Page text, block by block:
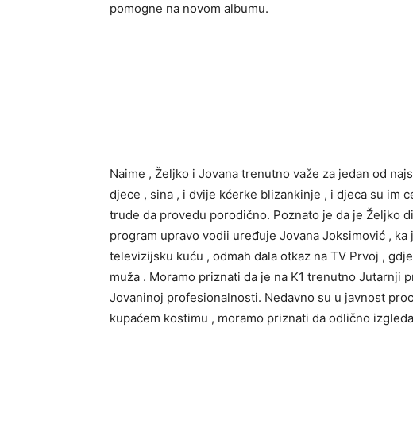
pomogne na novom albumu.
Naime , Željko i Jovana trenutno važe za jedan od
djece , sina , i dvije kćerke blizankinje , i djeca su im
trude da provedu porodično. Poznato je da je Željko
program upravo vodii uređuje Jovana Joksimović ,
televizijsku kuću , odmah dala otkaz na TV Prvoj ,
muža . Moramo priznati da je na K1 trenutno Jutarnji
Jovaninoj profesionalnosti. Nedavno su u javnost
kupaćem kostimu , moramo priznati da odlično